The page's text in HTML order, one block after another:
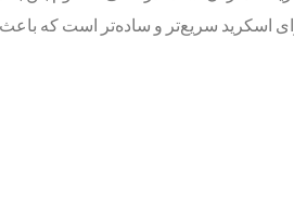
اجرای اسکرید سریع‌تر و ساده‌تر است